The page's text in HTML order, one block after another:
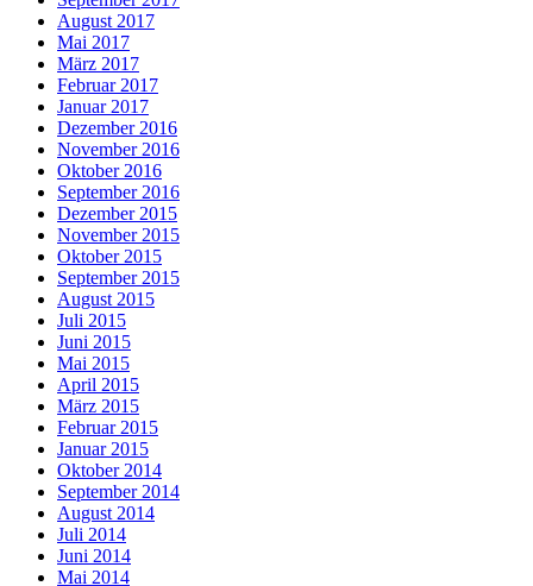
August 2017
Mai 2017
März 2017
Februar 2017
Januar 2017
Dezember 2016
November 2016
Oktober 2016
September 2016
Dezember 2015
November 2015
Oktober 2015
September 2015
August 2015
Juli 2015
Juni 2015
Mai 2015
April 2015
März 2015
Februar 2015
Januar 2015
Oktober 2014
September 2014
August 2014
Juli 2014
Juni 2014
Mai 2014